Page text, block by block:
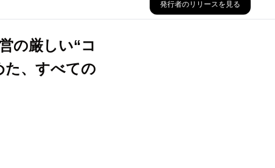
発行者のリリースを見る
の厳しい“コ
た、すべての